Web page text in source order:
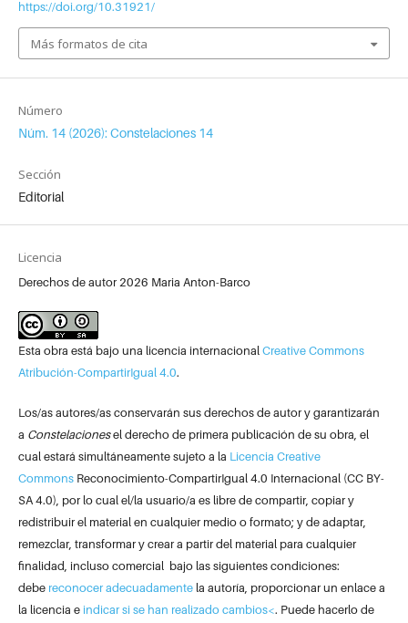
Número
Núm. 14 (2026): Constelaciones 14
Sección
Editorial
Licencia
Derechos de autor 2026 Maria Anton-Barco
Esta obra está bajo una licencia internacional Creative Commons
Atribución-CompartirIgual 4.0.
Los/as autores/as conservarán sus derechos de autor y garantizarán
a Constelacionesel derecho de primera publicación de su obra, el
cual estará simultáneamente sujeto a la Licencia Creative
Commons Reconocimiento-CompartirIgual 4.0 Internacional (CC BY-
SA 4.0), por lo cual el/la usuario/a es libre de compartir, copiar y
redistribuir el material en cualquier medio o formato; y de adaptar,
remezclar, transformar y crear a partir del material para cualquier
finalidad, incluso comercial bajo las siguientes condiciones:
debe reconocer adecuadamentela autoría, proporcionar un enlace a
la licencia e indicar si se han realizado cambios<. Puede hacerlo de
https://doi.org/10.31921/
Más formatos de cita